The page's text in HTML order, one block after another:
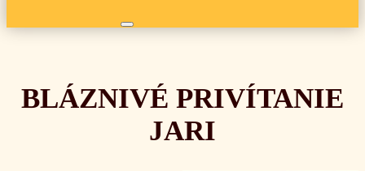
BLÁZNIVÉ PRIVÍTANIE
JARI